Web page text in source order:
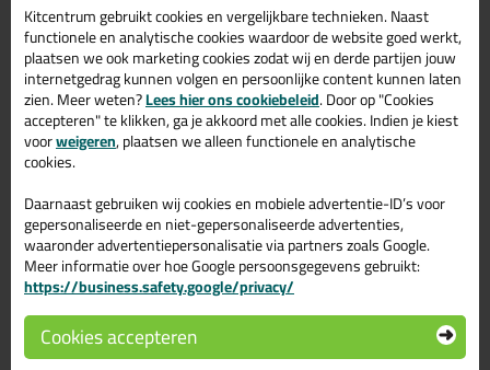
Bekijken Bekijken
Connect Products acrylaatkit -
Kitcentrum.nl
Bestel al je acrylaatkit van het merk Connect Products bij Kitcentrum.nl
- gewoon uit voorraad geleverd, vandaag besteld, morgen in huis!
Acrylaatkit in kleur
Bekijk het overzicht met Acrylaatkit in kleur:
Zwarte acrylaatkit
Kitcentrum gebruikt cookies en vergelijkbare technieken. Naast
functionele en analytische cookies waardoor de website goed werkt,
plaatsen we ook marketing cookies zodat wij en derde partijen jouw
internetgedrag kunnen volgen en persoonlijke content kunnen laten
zien. Meer weten?Lees hier ons cookiebeleid. Door op "Cookies
accepteren" te klikken, ga je akkoord met alle cookies. Indien je kiest
voorweigeren, plaatsen we alleen functionele en analytische
cookies.
Daarnaast gebruiken wij cookies en mobiele advertentie-ID’s voor
gepersonaliseerde en niet-gepersonaliseerde advertenties,
waaronder advertentiepersonalisatie via partners zoals Google.
Meer informatie over hoe Google persoonsgegevens gebruikt:
https://business.safety.google/privacy/
Cookies accepteren